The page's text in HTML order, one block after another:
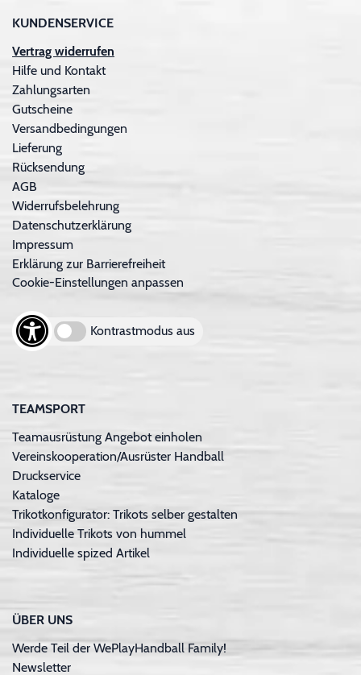
KUNDENSERVICE
Vertrag widerrufen
Hilfe und Kontakt
Zahlungsarten
Gutscheine
Versandbedingungen
Lieferung
Rücksendung
AGB
Widerrufsbelehrung
Datenschutzerklärung
Impressum
Erklärung zur Barrierefreiheit
Cookie-Einstellungen anpassen
Kontrastmodus aus
TEAMSPORT
Teamausrüstung Angebot einholen
Vereinskooperation/Ausrüster Handball
Druckservice
Kataloge
Trikotkonfigurator: Trikots selber gestalten
Individuelle Trikots von hummel
Individuelle spized Artikel
ÜBER UNS
Werde Teil der WePlayHandball Family!
Newsletter